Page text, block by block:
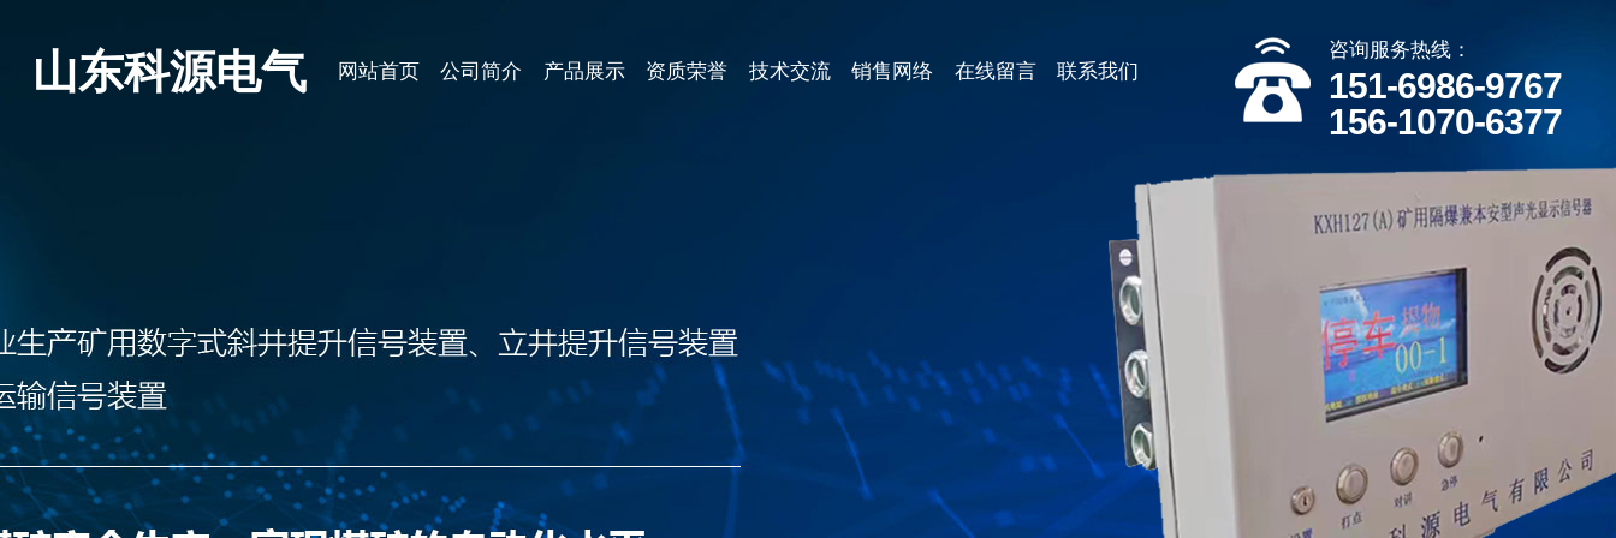
山东科源电气 网站首页 公司简介 产品展示 资质荣誉 技术交流 销售网络 在线留言 联系我们
咨询服务热线：
151-6986-9767
156-1070-6377